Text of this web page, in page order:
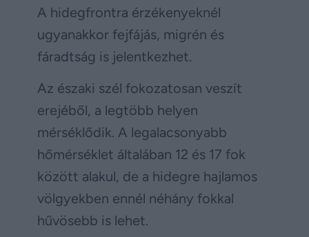
A hidegfrontra érzékenyeknél
ugyanakkor fejfájás, migrén és
fáradtság is jelentkezhet.
Az északi szél fokozatosan veszít
erejéből, a legtöbb helyen
mérséklődik. A legalacsonyabb
hőmérséklet általában 12 és 17 fok
között alakul, de a hidegre hajlamos
völgyekben ennél néhány fokkal
hűvösebb is lehet.